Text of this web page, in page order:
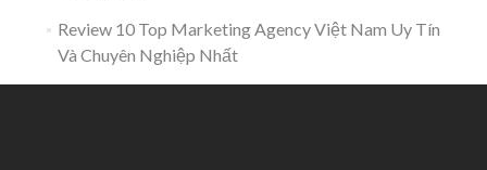
Review 10 Top Marketing Agency Việt Nam Uy Tín
Và Chuyên Nghiệp Nhất